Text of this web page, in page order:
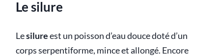
Le silure
Lesilureest un poisson d’eau douce doté d’un
corps serpentiforme, mince et allongé. Encore